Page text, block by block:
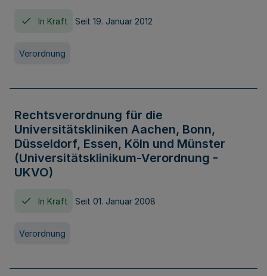
In Kraft Seit 19. Januar 2012
Verordnung
Rechtsverordnung für die
Universitätskliniken Aachen, Bonn,
Düsseldorf, Essen, Köln und Münster
(Universitätsklinikum-Verordnung -
UKVO)
In Kraft Seit 01. Januar 2008
Verordnung